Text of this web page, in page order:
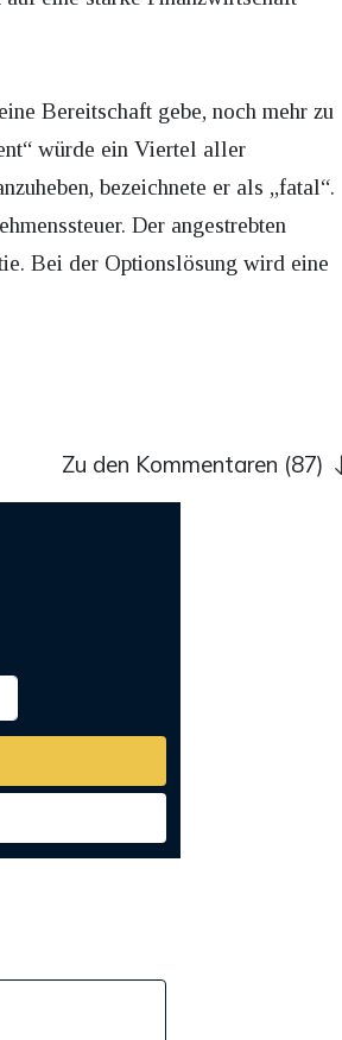
Bereitschaft gebe, noch mehr zu
würde ein Viertel aller
bezeichnete er als „fatal“.
Der angestrebten
Bei der Optionslösung wird eine
Zu den Kommentaren (87)